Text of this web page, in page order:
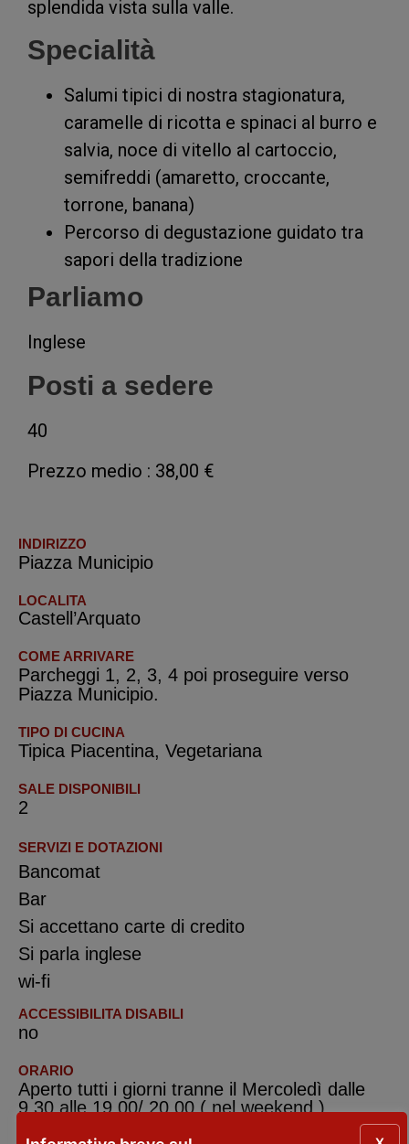
splendida vista sulla valle.
Specialità
Salumi tipici di nostra stagionatura,
caramelle di ricotta e spinaci al burro e
salvia, noce di vitello al cartoccio,
semifreddi (amaretto, croccante,
torrone, banana)
Percorso di degustazione guidato tra
sapori della tradizione
Parliamo
Inglese
Posti a sedere
40
Prezzo medio : 38,00 €
INDIRIZZO
Piazza Municipio
LOCALITA
Castell’Arquato
COME ARRIVARE
Parcheggi 1, 2, 3, 4 poi proseguire verso
Piazza Municipio.
TIPO DI CUCINA
Tipica Piacentina, Vegetariana
SALE DISPONIBILI
2
SERVIZI E DOTAZIONI
Bancomat
Bar
Si accettano carte di credito
Si parla inglese
wi-fi
ACCESSIBILITA DISABILI
no
ORARIO
Aperto tutti i giorni tranne il Mercoledì dalle
9.30 alle 19.00/ 20.00 ( nel weekend ) ,